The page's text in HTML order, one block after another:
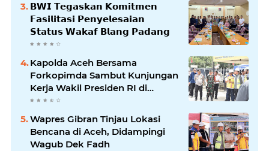
𝗕𝗪𝗜 𝗧𝗲𝗴𝗮𝘀𝗸𝗮𝗻 𝗞𝗼𝗺𝗶𝘁𝗺𝗲𝗻
𝗙𝗮𝘀𝗶𝗹𝗶𝘁𝗮𝘀𝗶 𝗣𝗲𝗻𝘆𝗲𝗹𝗲𝘀𝗮𝗶𝗮𝗻
𝗦𝘁𝗮𝘁𝘂𝘀 𝗪𝗮𝗸𝗮𝗳 𝗕𝗹𝗮𝗻𝗴 𝗣𝗮𝗱𝗮𝗻𝗴
Kapolda Aceh Bersama
Forkopimda Sambut Kunjungan
Kerja Wakil Presiden RI di
Kabupaten Bireuen
Wapres Gibran Tinjau Lokasi
Bencana di Aceh, Didampingi
Wagub Dek Fadh